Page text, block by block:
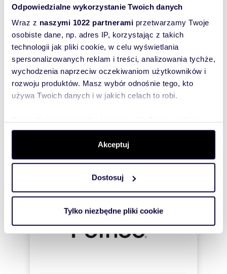
Odpowiedzialne wykorzystanie Twoich danych
Wraz z naszymi 1022 partnerami przetwarzamy Twoje
osobiste dane, np. adres IP, korzystając z takich
technologii jak pliki cookie, w celu wyświetlania
spersonalizowanych reklam i treści, analizowania tychże,
wychodzenia naprzeciw oczekiwaniom użytkowników i
rozwoju produktów. Masz wybór odnośnie tego, kto
używa Twoich danych i w jakich celach to robi.
dane są przetwarzane oraz ustaw własne preferencje w
. W Deklaracji plików cookie możesz
zmienić lub wycofać swoją zgodę w dowolnej chwili.
Wykorzystujemy pliki cookie do spersonalizowania treści
i reklam, aby oferować funkcje społecznościowe i
korzystasz z naszej witryny, udostępniamy partnerom
Akceptuj
Dostosuj
Tylko niezbędne pliki cookie
Zostaw telefon, oddzwonimy
bezpłatnie
Zatwierdź
Informacje o ogłoszeniodawcy
PÓŁNOC NIERUCHOMOŚCI /
Białystok
5/5